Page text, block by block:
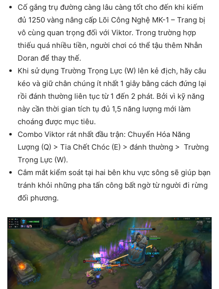
Cố gắng trụ đường càng lâu càng tốt cho đến khi kiếm
đủ 1250 vàng nâng cấp Lõi Công Nghệ MK-1 – Trang bị
vô cùng quan trọng đối với Viktor. Trong trường hợp
thiếu quá nhiều tiền, người chơi có thể tậu thêm Nhẫn
Doran để thay thế.
Khi sử dụng Trường Trọng Lực (W) lên kẻ địch, hãy câu
kéo và giữ chân chúng ít nhất 1 giây bằng cách đứng lại
rồi đánh thường liên tục từ 1 đến 2 phát. Bởi vì kỹ năng
này cần thời gian tích tụ đủ 1,5 năng lượng mới làm
choáng được mục tiêu.
Combo Viktor rát nhất đầu trận: Chuyển Hóa Năng
Lượng (Q) > Tia Chết Chóc (E) > đánh thường > Trường
Trọng Lực (W).
Cắm mắt kiểm soát tại hai bên khu vực sông sẽ giúp bạn
tránh khỏi những pha tấn công bất ngờ từ người đi rừng
đối phương.